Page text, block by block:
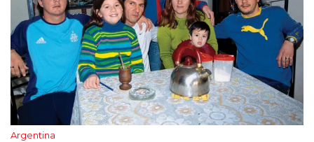
Argentina